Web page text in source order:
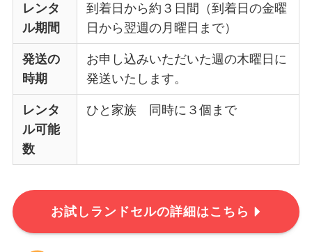
レンタ
ル期間
到着日から約３日間（到着日の金曜
日から翌週の月曜日まで）
発送の
時期
お申し込みいただいた週の木曜日に
発送いたします。
レンタ
ル可能
数
ひと家族 同時に３個まで
お試しランドセルの詳細はこちら